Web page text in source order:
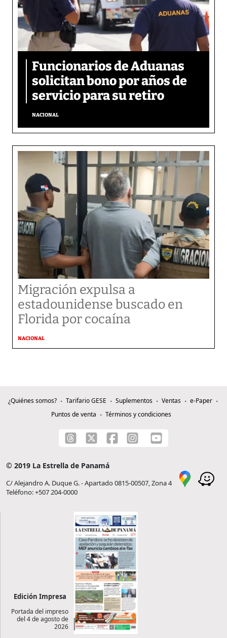
Funcionarios de Aduanas
solicitan bono por años de
servicio para su retiro
NACIONAL
Migración expulsa a
estadounidense buscado en
Florida por cocaína
NACIONAL
¿Quiénes somos? Tarifario GESE Suplementos Ventas
e-Paper
Puntos de venta
Términos y condiciones
© 2019 La Estrella de Panamá
C/ Alejandro A. Duque G. - Apartado 0815-00507, Zona 4
Teléfono: +507 204-0000
Edición Impresa
Portada del impreso
del 4 de agosto de
2026